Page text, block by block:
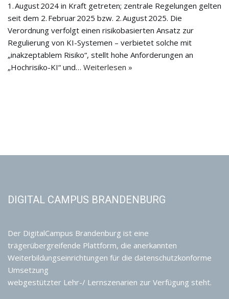
1. August 2024 in Kraft getreten; zentrale Regelungen gelten
seit dem 2. Februar 2025 bzw. 2. August 2025. Die
Verordnung verfolgt einen risikobasierten Ansatz zur
Regulierung von KI-Systemen – verbietet solche mit
„inakzeptablem Risiko“, stellt hohe Anforderungen an
„Hochrisiko-KI“ und… Weiterlesen »
DIGITAL CAMPUS BRANDENBURG
Der DigitalCampus Brandenburg ist eine
trägerübergreifende Plattform, die anerkannten
Weiterbildungseinrichtungen für die datenschutzkonforme
Umsetzung
webgestützter Lehr-/ Lernszenarien zur Verfügung steht.